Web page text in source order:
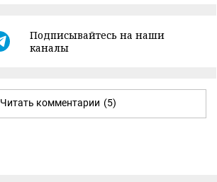
Подписывайтесь на наши
каналы
Читать комментарии (5)